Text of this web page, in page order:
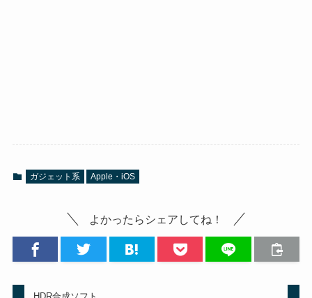
ガジェット系 Apple・iOS
よかったらシェアしてね！